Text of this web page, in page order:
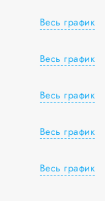
Весь график
Весь график
Весь график
Весь график
Весь график